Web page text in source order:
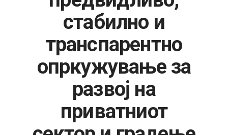
ЖИВОТ
стабилно и
транспарентно
опркужување за
развој на
приватниот